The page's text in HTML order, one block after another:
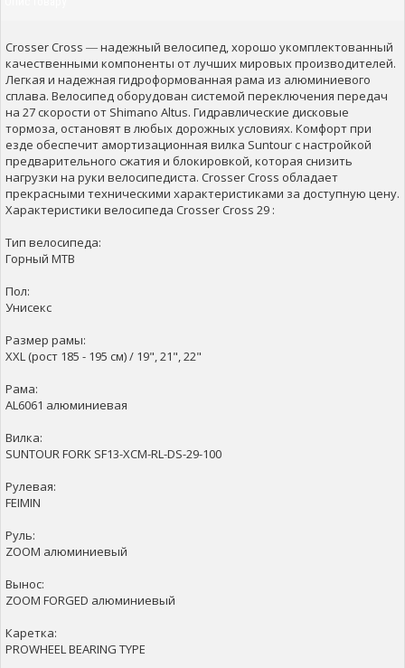
Crosser Cross ― надежный велосипед, хорошо укомплектованный
качественными компоненты от лучших мировых производителей.
Легкая и надежная гидроформованная рама из алюминиевого
сплава. Велосипед оборудован системой переключения передач
на 27 скорости от Shimanо Altus. Гидравлические дисковые
тормоза, остановят в любых дорожных условиях. Комфорт при
езде обеспечит амортизационная вилка Suntour с настройкой
предварительного сжатия и блокировкой, которая снизить
нагрузки на руки велосипедиста. Crosser Cross обладает
прекрасными техническими характеристиками за доступную цену.
Характеристики велосипеда Crosser Cross 29 :
Тип велосипеда:
Горный MTB
Пол:
Унисекс
Размер рамы:
XXL (рост 185 - 195 см) / 19", 21", 22"
Рама:
AL6061 алюминиевая
Вилка:
SUNTOUR FORK SF13-XCM-RL-DS-29-100
Рулевая:
FEIMIN
Руль:
ZOOM алюминиевый
Вынос:
ZOOM FORGED алюминиевый
Каретка:
PROWHEEL BEARING TYPE